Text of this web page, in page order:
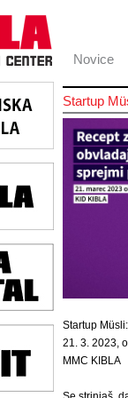
Novice
Startup
Startup
21. 3. 2023,
MMC KIBLA